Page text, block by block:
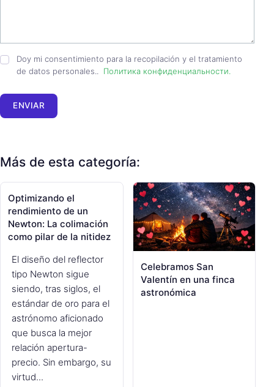
Doy mi consentimiento para la recopilación y el tratamiento
de datos personales.. Политика конфиденциальности.
ENVIAR
Más de esta categoría:
Optimizando el
rendimiento de un
Newton: La colimación
como pilar de la nitidez
El diseño del reflector
tipo Newton sigue
siendo, tras siglos, el
estándar de oro para el
astrónomo aficionado
que busca la mejor
relación apertura-
precio. Sin embargo, su
virtud...
Celebramos San
Valentín en una finca
astronómica